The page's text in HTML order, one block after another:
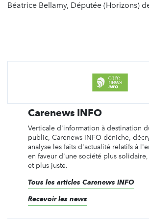
Béatrice Bellamy, Députée (Horizons)
Carenews INFO
Verticale d'information à destination
public, Carenews INFO déniche,
analyse les faits d'actualité relatifs à
en faveur d'une société plus
et plus juste.
Tous les articles Carenews INFO
Recevoir les news